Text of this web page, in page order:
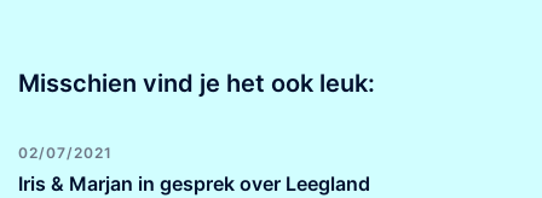
Misschien vind je het ook leuk:
02/07/2021
Iris & Marjan in gesprek over Leegland